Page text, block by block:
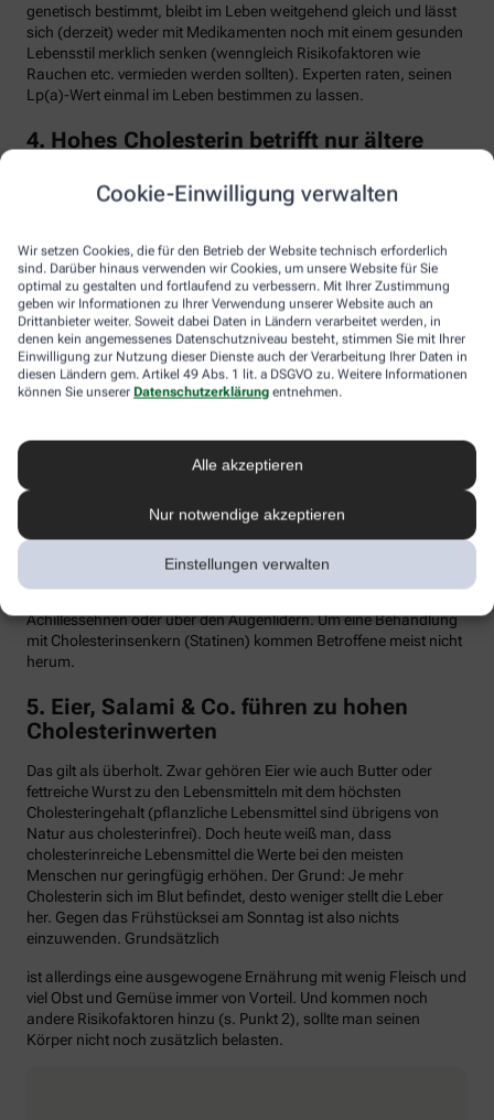
Cookie-Einwilligung verwalten
Wir setzen Cookies, die für den Betrieb der Website technisch erforderlich
sind. Darüber hinaus verwenden wir Cookies, um unsere Website für Sie
optimal zu gestalten und fortlaufend zu verbessern. Mit Ihrer Zustimmung
geben wir Informationen zu Ihrer Verwendung unserer Website auch an
Drittanbieter weiter. Soweit dabei Daten in Ländern verarbeitet werden, in
denen kein angemessenes Datenschutzniveau besteht, stimmen Sie mit Ihrer
Einwilligung zur Nutzung dieser Dienste auch der Verarbeitung Ihrer Daten in
diesen Ländern gem. Artikel 49 Abs. 1 lit. a DSGVO zu. Weitere Informationen
können Sie unserer Datenschutzerklärung entnehmen.
Alle akzeptieren
Nur notwendige akzeptieren
Einstellungen verwalten
genetisch bestimmt, bleibt im Leben weitgehend gleich und lässt
sich (derzeit) weder mit Medikamenten noch mit einem gesunden
Lebensstil merklich senken (wenngleich Risikofaktoren wie
Rauchen etc. vermieden werden sollten). Experten raten, seinen
Lp(a)-Wert einmal im Leben bestimmen zu lassen.
4. Hohes Cholesterin betrifft nur ältere
Falsch. Zwar steigt das Risiko für erhöhte Cholesterinwerte mit
Hypercholesterinämie (FH) haben jedoch schon von Geburt an
erhöhte Blutfettwerte. Bei der erblich bedingten
Stoffwechselerkrankung sammelt sich durch einen Gendefekt
sehr viel LDL-Cholesterin im Blut an (über 190 bis 500 mg/dl) und
lagert sich an den Wänden der Arterien und Venen ab. Betroffene
entwickeln oft schon im jungen Erwachsenenalter eine
Arteriosklerose.
bis zur Menopause durch Hormone besser geschützt, bei ihnen
sind es rund 30 Prozent bis zum Alter von 60 Jahren. Die familiäre
Hypercholesterinämie kommt bei etwa einer von 300 Personen
vor. Sind in der Familie Fälle von frühen Herzinfarkten, Stents oder
Bypass-Operationen bekannt, sollte man sein Cholesterin
dringend überprüfen lassen. Anzeichen können auch gelbliche
Achillessehnen oder über den Augenlidern. Um eine Behandlung
mit Cholesterinsenkern (Statinen) kommen Betroffene meist nicht
herum.
5. Eier, Salami & Co. führen zu hohen
Cholesterinwerten
Das gilt als überholt. Zwar gehören Eier wie auch Butter oder
fettreiche Wurst zu den Lebensmitteln mit dem höchsten
Cholesteringehalt (pflanzliche Lebensmittel sind übrigens von
Natur aus cholesterinfrei). Doch heute weiß man, dass
cholesterinreiche Lebensmittel die Werte bei den meisten
Menschen nur geringfügig erhöhen. Der Grund: Je mehr
Cholesterin sich im Blut befindet, desto weniger stellt die Leber
her. Gegen das Frühstücksei am Sonntag ist also nichts
einzuwenden. Grundsätzlich
ist allerdings eine ausgewogene Ernährung mit wenig Fleisch und
viel Obst und Gemüse immer von Vorteil. Und kommen noch
andere Risikofaktoren hinzu (s. Punkt 2), sollte man seinen
Körper nicht noch zusätzlich belasten.